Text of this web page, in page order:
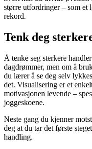
større utfordringer – som et
rekord.
Tenk deg
Å tenke seg sterkere
dagdrømmer, men om å
du lærer å se deg selv
det. Visualisering er et
motivasjonen levende –
joggeskoene.
Neste gang du kjenner
deg at du tar det første
handling.